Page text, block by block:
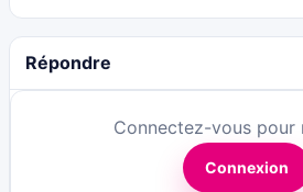
Répondre
Connectez-vous pour
Connexion